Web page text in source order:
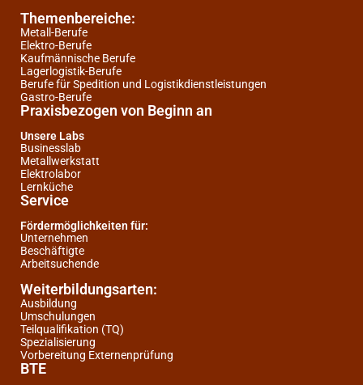
Themenbereiche:
Metall-Berufe
Elektro-Berufe
Kaufmännische Berufe
Lagerlogistik-Berufe
Berufe für Spedition und Logistikdienstleistungen
Gastro-Berufe
Praxisbezogen von Beginn an
Unsere Labs
Businesslab
Metallwerkstatt
Elektrolabor
Lernküche
Service
Fördermöglichkeiten für:
Unternehmen
Beschäftigte
Arbeitsuchende
Weiterbildungsarten:
Ausbildung
Umschulungen
Teilqualifikation (TQ)
Spezialisierung
Vorbereitung Externenprüfung
BTE